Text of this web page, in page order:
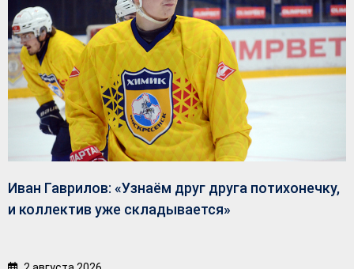
Иван Гаврилов: «Узнаём друг друга потихонечку,
и коллектив уже складывается»